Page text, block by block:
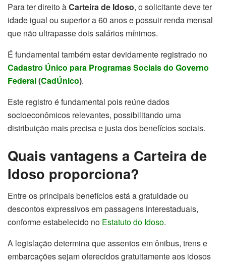
Para ter direito àCarteira de Idoso, o solicitante deve ter
idade igual ou superior a 60 anos e possuir renda mensal
que não ultrapasse dois salários mínimos.
É fundamental também estar devidamente registrado no
Cadastro Único para Programas Sociais do Governo
Federal(CadÚnico).
Este registro é fundamental pois reúne dados
socioeconômicos relevantes, possibilitando uma
distribuição mais precisa e justa dos benefícios sociais.
Quais vantagens a Carteira de
Idoso proporciona?
Entre os principais benefícios está a gratuidade ou
descontos expressivos em passagens interestaduais,
conforme estabelecido no Estatuto do Idoso.
A legislação determina que assentos em ônibus, trens e
embarcações sejam oferecidos gratuitamente aos idosos